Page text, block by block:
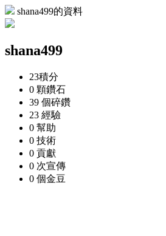
shana499的資料
shana499
23積分
0 顆鑽石
39 個碎鑽
23 經驗
0 幫助
0 技術
0 貢獻
0 次宣傳
0 個金豆